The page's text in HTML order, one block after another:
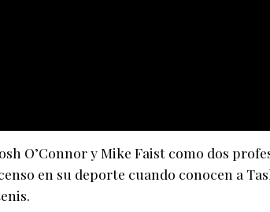
O’Connor y Mike Faist como dos
en su deporte cuando conocen a